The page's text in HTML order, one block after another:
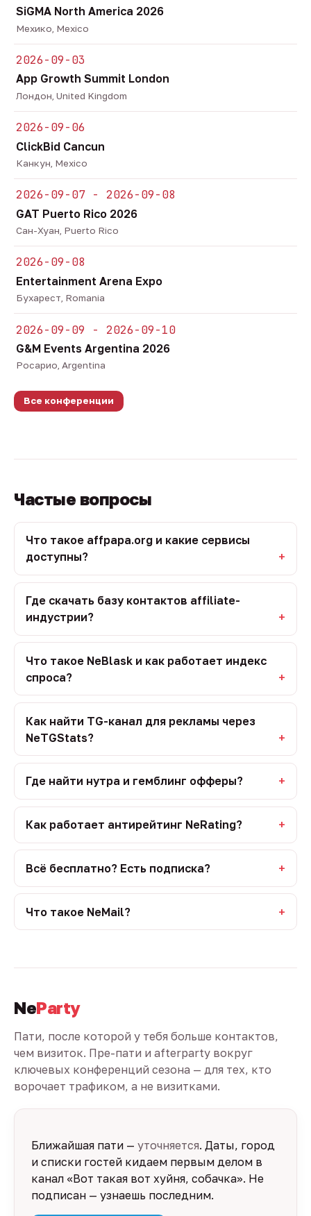
SiGMA North America 2026
Мехико, Mexico
2026-09-03
App Growth Summit London
Лондон, United Kingdom
2026-09-06
ClickBid Cancun
Канкун, Mexico
2026-09-07 - 2026-09-08
GAT Puerto Rico 2026
Сан-Хуан, Puerto Rico
2026-09-08
Entertainment Arena Expo
Бухарест, Romania
2026-09-09 - 2026-09-10
G&M Events Argentina 2026
Росарио, Argentina
Все конференции
Частые вопросы
Что такое affpapa.org и какие сервисы
доступны?
Где скачать базу контактов affiliate-
индустрии?
Что такое NeBlask и как работает индекс
спроса?
Как найти TG-канал для рекламы через
NeTGStats?
Где найти нутра и гемблинг офферы?
Как работает антирейтинг NeRating?
Всё бесплатно? Есть подписка?
Что такое NeMail?
NeParty
Пати, после которой у тебя больше контактов,
чем визиток. Пре-пати и afterparty вокруг
ключевых конференций сезона — для тех, кто
ворочает трафиком, а не визитками.
Ближайшая пати — уточняется. Даты, город
и списки гостей кидаем первым делом в
канал «Вот такая вот хуйня, собачка». Не
подписан — узнаешь последним.